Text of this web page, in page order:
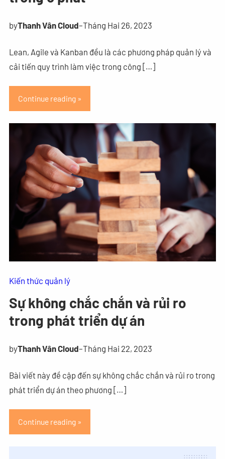
byThanh Vân Cloud–Tháng Hai 26, 2023
Lean, Agile và Kanban đều là các phương pháp quản lý và
cải tiến quy trình làm việc trong công […]
Continue reading »
Kiến thức quản lý
Sự không chắc chắn và rủi ro
trong phát triển dự án
byThanh Vân Cloud–Tháng Hai 22, 2023
Bài viết này đề cập đến sự không chắc chắn và rủi ro trong
phát triển dự án theo phương […]
Continue reading »